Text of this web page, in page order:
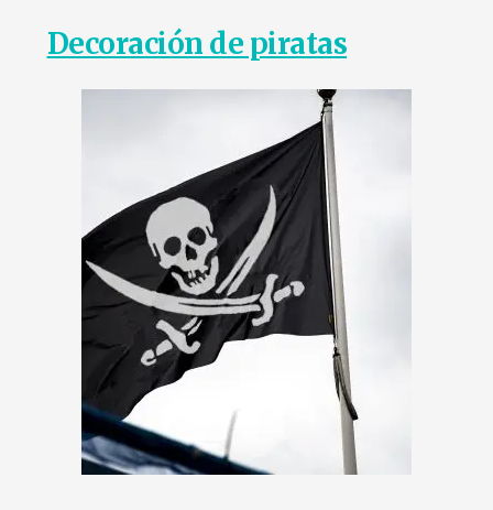
Decoración de piratas